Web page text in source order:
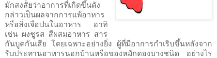
มักสงสัยว่าอาการที่เกิดขึ้นดัง
กล่าวเป็นผลจากการแพ้อาหาร
หรือสิ่งเจือปนในอาหาร อาทิ
เช่น ผงชูรส สีผสมอาหาร สาร
กันบูดกันเสีย โดยเฉพาะอย่างยิ่ง ผู้ที่มีอาการกำเริบขึ้นหลังจาก
รับประทานอาหารนอกบ้านหรือของหมักดองบางชนิด อย่างไร